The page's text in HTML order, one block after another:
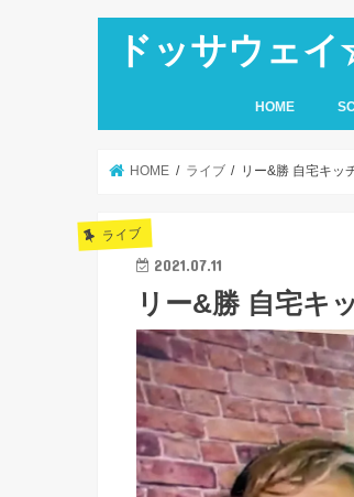
ドッサウェ
HOME
HOME ライブ リー&勝 自宅キッ
ライブ
2021.07.11
リー&勝 自宅キ